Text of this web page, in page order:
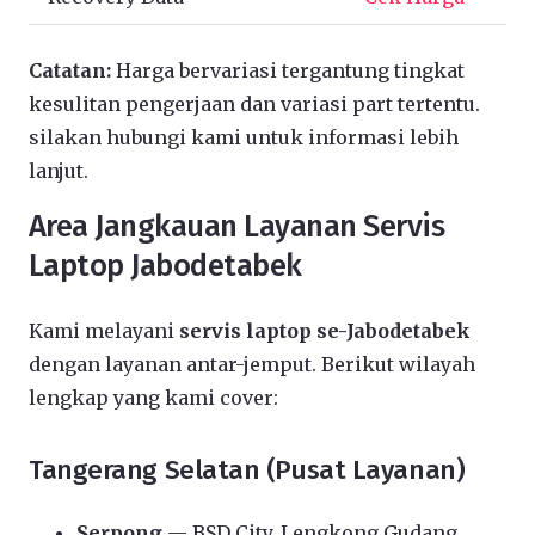
Catatan: Harga bervariasi tergantung tingkat
kesulitan pengerjaan dan variasi part tertentu.
silakan hubungi kami untuk informasi lebih
lanjut.
Area Jangkauan Layanan Servis
Laptop Jabodetabek
Kami melayani servis laptop se-Jabodetabek
dengan layanan antar-jemput. Berikut wilayah
lengkap yang kami cover:
Tangerang Selatan (Pusat Layanan)